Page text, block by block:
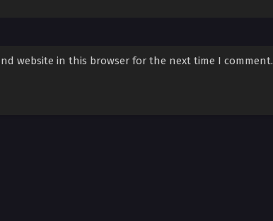
website in this browser for the next time I comment.